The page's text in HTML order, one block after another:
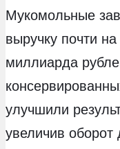
Мукомольные
выручку почти
миллиарда
улучшили
увеличив